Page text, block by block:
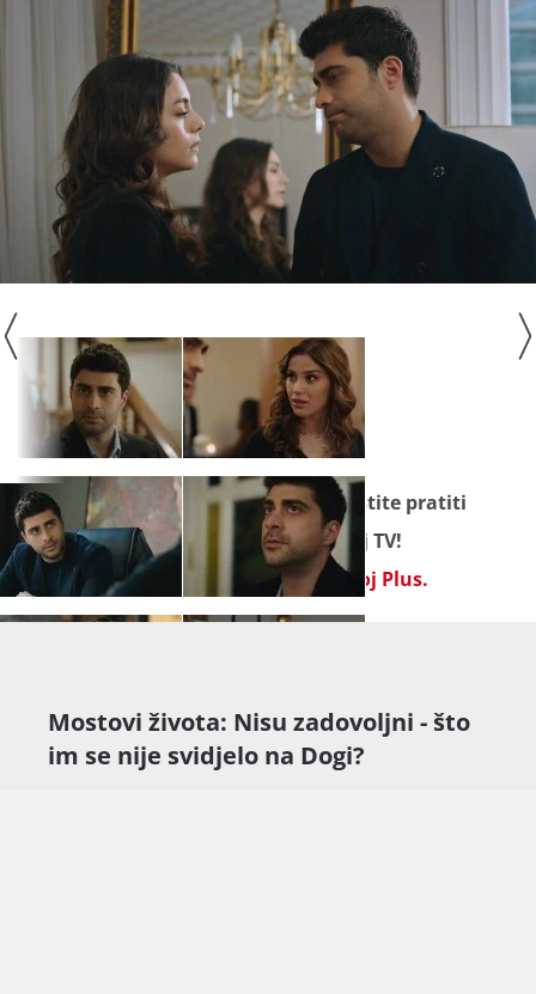
Seriju"Mostovi života"ne propustite pratiti
od ponedjeljka do petka na Novoj TV!
Omiljeni sadržaj gledajte naNovoj Plus.
Mostovi života: Nisu zadovoljni - što
im se nije svidjelo na Dogi?